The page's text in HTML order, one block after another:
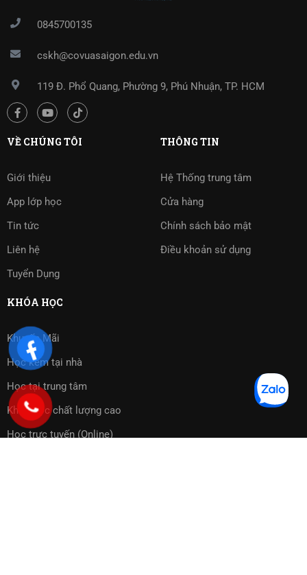
0845700135
cskh@covuasaigon.edu.vn
119 Đ. Phổ Quang, Phường 9, Phú Nhuận, TP. HCM
VỀ CHÚNG TÔI
Giới thiệu
App lớp học
Tin tức
Liên hệ
Tuyển Dụng
THÔNG TIN
Hệ Thống trung tâm
Cửa hàng
Chính sách bảo mật
Điều khoản sử dụng
KHÓA HỌC
Khuyến Mãi
Học kèm tại nhà
Học tại trung tâm
Khóa học chất lượng cao
Học trực tuyến (Online)